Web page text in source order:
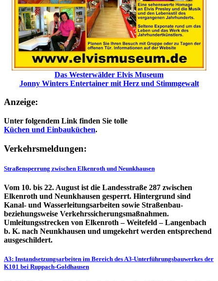
Das Westerwälder Elvis Museum
Jonny Winters Entertainer mit Herz und Stimmgewalt
Anzeige:
Unter folgendem Link finden Sie tolle
Küchen und Einbauküchen.
Verkehrsmeldungen:
Straßensperrung zwischen Elkenroth und Neunkhausen
Vom 10. bis 22. August ist die Landesstraße 287 zwischen
Elkenroth und Neunkhausen gesperrt. Hintergrund sind
Kanal- und Wasserleitungsarbeiten sowie Straßenbau-
beziehungsweise Verkehrssicherungsmaßnahmen.
Umleitungsstrecken von Elkenroth – Weitefeld – Langenbach
b. K. nach Neunkhausen und umgekehrt werden entsprechend
ausgeschildert.
A3: Instandsetzungsarbeiten im Bereich des A3-Unterführungsbauwerkes der
K101 bei Ruppach-Goldhausen